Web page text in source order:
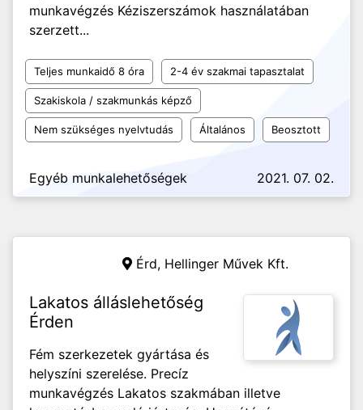
munkavégzés Kéziszerszámok használatában
szerzett...
Teljes munkaidő 8 óra 2-4 év szakmai tapasztalat
Szakiskola / szakmunkás képző
Nem szükséges nyelvtudás Általános Beosztott
Egyéb munkalehetőségek 2021. 07. 02.
Érd, Hellinger Művek Kft.
Lakatos álláslehetőség
Érden
Fém szerkezetek gyártása és
helyszíni szerelése. Precíz
munkavégzés Lakatos szakmában illetve